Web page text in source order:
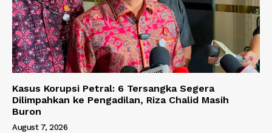
Kasus Korupsi Petral: 6 Tersangka Segera
Dilimpahkan ke Pengadilan, Riza Chalid Masih
Buron
August 7, 2026